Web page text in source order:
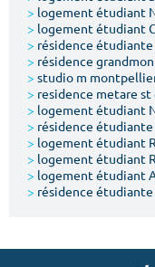
> logement étudiant
> logement étudiant
> résidence
> résidence
> studio m
> residence metare
> logement étudiant
> résidence
> logement étudiant
> logement étudiant
> logement étudiant
> résidence